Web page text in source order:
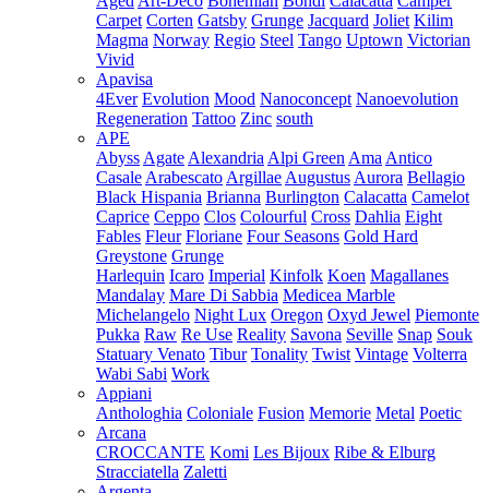
Carpet Corten Gatsby Grunge Jacquard Joliet Kilim
Magma Norway Regio Steel Tango Uptown Victorian
Vivid
Apavisa
4Ever Evolution Mood Nanoconcept Nanoevolution
Regeneration Tattoo Zinc south
APE
Abyss Agate Alexandria Alpi Green Ama Antico
Casale Arabescato Argillae Augustus Aurora Bellagio
Black Hispania Brianna Burlington Calacatta Camelot
Caprice Ceppo Clos Colourful Cross Dahlia Eight
Fables Fleur Floriane Four Seasons Gold Hard
Greystone Grunge
Harlequin Icaro Imperial Kinfolk Koen Magallanes
Mandalay Mare Di Sabbia Medicea Marble
Michelangelo Night Lux Oregon Oxyd Jewel Piemonte
Pukka Raw Re Use Reality Savona Seville Snap Souk
Statuary Venato Tibur Tonality Twist Vintage Volterra
Wabi Sabi Work
Appiani
Anthologhia Coloniale Fusion Memorie Metal Poetic
Arcana
CROCCANTE Komi Les Bijoux Ribe & Elburg
Stracciatella Zaletti